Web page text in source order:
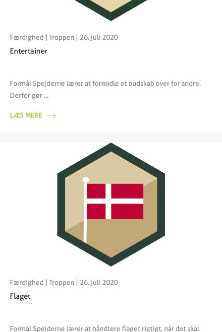
Færdighed Troppen | 26. juli 2020
Entertainer
Formål Spejderne lærer at formidle et budskab over for andre.
Derfor gør …
LÆS MERE
Færdighed Troppen | 26. juli 2020
Flaget
Formål Spejderne lærer at håndtere flaget rigtigt, når det skal